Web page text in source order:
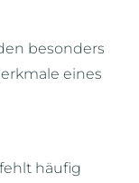
besonders
eines
häufig